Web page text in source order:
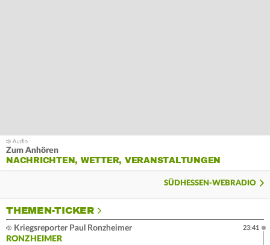
Zum Anhören
NACHRICHTEN, WETTER, VERANSTALTUNGEN
SÜDHESSEN-WEBRADIO
THEMEN-TICKER
Kriegsreporter Paul Ronzheimer
RONZHEIMER
23:41